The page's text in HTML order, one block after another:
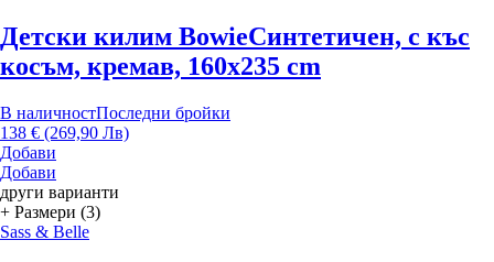
Детски килим BowieСинтетичен, с къс
косъм, кремав, 160x235 cm
В наличностПоследни бройки
138 € (269,90 Лв)
Добави
Добави
други варианти
+ Размери (3)
Sass & Belle